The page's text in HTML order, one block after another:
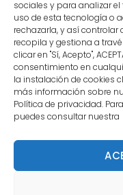
sociales y para analizar
uso de esta tecnología o
rechazarla, y así
recopila y gestiona a
clicar en "Sí, Acepto",
consentimiento en
la instalación de cookies
más información sobre
Política de privacidad.
puedes consultar nuestra
CONTACTO
MENÚ PRINCIPAL
MI CUENTA